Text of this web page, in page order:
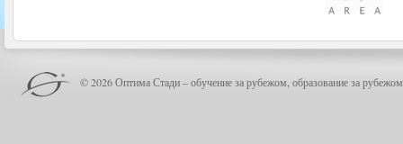
© 2026 Оптима Стади – обучение за рубежом, образование за